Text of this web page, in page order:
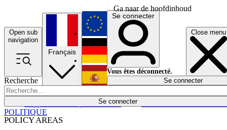
Ga naar de hoofdinhoud
Open sub
navigation
Close menu
Recherche
Se connecter
POLICY AREAS
Économie
Français
English
Deutsch
Español
Se connecter
Vous êtes déconnecté.
Se connecter
POLITIQUE